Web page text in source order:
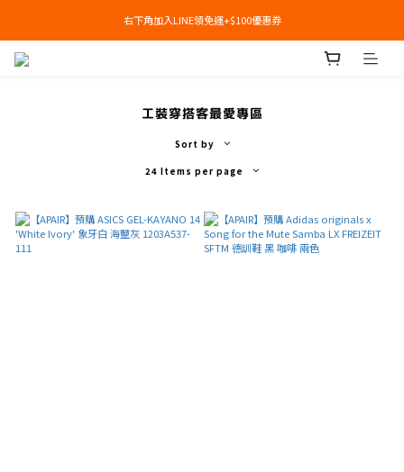
右下角加入LINE領免運+$100優惠券
右下角加入LINE領免運+$100優惠券
即日起，預購商品可提供部分訂金後尾款貨到付款(需協助請洽官line:@apair)
工裝穿搭客最愛專區
Sort by
24 Items per page